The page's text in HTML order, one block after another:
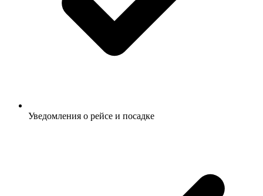
Уведомления о рейсе и посадке